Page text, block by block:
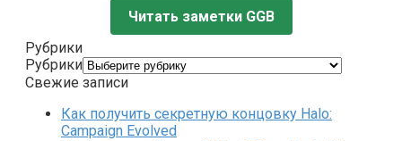
Читать заметки GGB
Рубрики
Рубрики
Свежие записи
Как получить секретную концовку Halo:
Campaign Evolved